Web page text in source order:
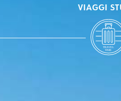
VIAGGI
TRAVEL
TIME